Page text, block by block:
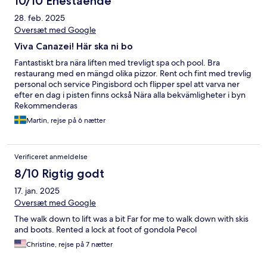
28. feb. 2025
Oversæt med Google
Viva Canazei! Här ska ni bo
Fantastiskt bra nära liften med trevligt spa och pool. Bra
restaurang med en mängd olika pizzor. Rent och fint med trevlig
personal och service Pingisbord och flipper spel att varva ner
efter en dag i pisten finns också Nära alla bekvämligheter i byn
Rekommenderas
Martin, rejse på 6 nætter
Verificeret anmeldelse
8/10 Rigtig godt
17. jan. 2025
Oversæt med Google
The walk down to lift was a bit Far for me to walk down with skis
and boots. Rented a lock at foot of gondola Pecol
Christine, rejse på 7 nætter